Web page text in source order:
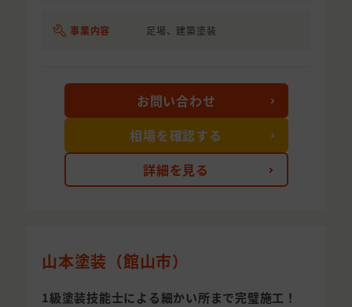
事業内容 足場、建築塗装
詳細を見る
お問い合わせ
相場を確認する
山本塗装（館山市）
1級塗装技能士による細かい所まで完璧施工！